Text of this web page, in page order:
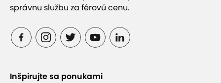
znalosťami a skúsenosťami
Ideálny spôsob, ako stráviť kvalitný čas s
správnu službu za férovú cenu.
Inšpirujte sa ponukami